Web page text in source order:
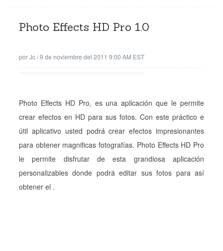
Photo Effects HD Pro 1.0
porJc/9 de noviembre del 2011 9:00 AM EST
Photo Effects HD Pro, es una aplicación que le permite
crear efectos en HD para sus fotos. Con este práctico e
útil aplicativo usted podrá crear efectos impresionantes
para obtener magnificas fotografías. Photo Effects HD Pro
le permite disfrutar de esta grandiosa aplicación
personalizables donde podrá editar sus fotos para así
obtener el .